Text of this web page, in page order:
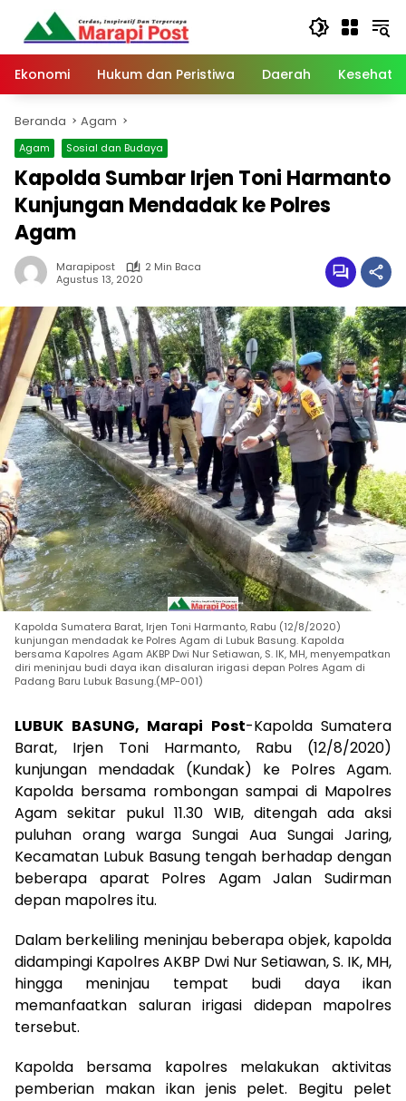
Langsung
konten
Ekonomi
Hukum dan Peristiwa Daerah
Beranda Agam
Agam Sosial dan Budaya
Kapolda Sumbar Irjen Toni Harmanto
Kunjungan Mendadak ke Polres
Agam
Marapipost
2 Min Baca
Agustus 13, 2020
Kapolda Sumatera Barat, Irjen Toni Harmanto, Rabu (12/8/2020)
kunjungan mendadak ke Polres Agam di Lubuk Basung. Kapolda
bersama Kapolres Agam AKBP Dwi Nur Setiawan, S. IK, MH, menyempatkan
diri meninjau budi daya ikan disaluran irigasi depan Polres Agam di
Padang Baru Lubuk Basung.(MP-001)
LUBUK BASUNG, Marapi Post-Kapolda Sumatera
Barat, Irjen Toni Harmanto, Rabu (12/8/2020)
kunjungan mendadak (Kundak) ke Polres Agam.
Kapolda bersama rombongan sampai di Mapolres
Agam sekitar pukul 11.30 WIB, ditengah ada aksi
puluhan orang warga Sungai Aua Sungai Jaring,
Kecamatan Lubuk Basung tengah berhadap dengan
beberapa aparat Polres Agam Jalan Sudirman
depan mapolres itu.
Dalam berkeliling meninjau beberapa objek, kapolda
didampingi Kapolres AKBP Dwi Nur Setiawan, S. IK, MH,
hingga meninjau tempat budi daya ikan
memanfaatkan saluran irigasi didepan mapolres
tersebut.
Kapolda bersama kapolres melakukan aktivitas
pemberian makan ikan jenis pelet. Begitu pelet